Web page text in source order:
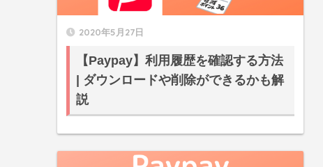
2020年5月27日
【Paypay】利用履歴を確認する方法
| ダウンロードや削除ができるかも解
説